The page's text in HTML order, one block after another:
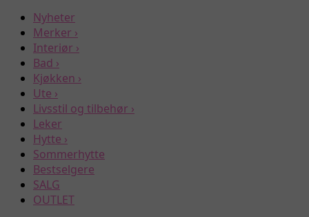
Nyheter
Merker ›
Interiør ›
Bad ›
Kjøkken ›
Ute ›
Livsstil og tilbehør ›
Leker
Hytte ›
Sommerhytte
Bestselgere
SALG
OUTLET